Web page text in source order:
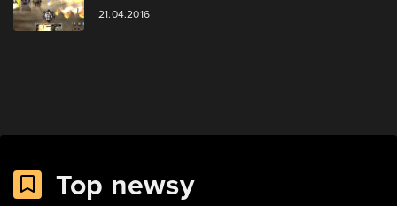
21.04.2016
Top newsy